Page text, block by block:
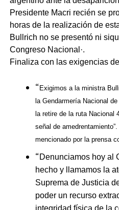
Presidente Macri recién se
horas de la realización de
Bullrich no se presentó ni
Congreso Nacional·.
Finaliza con las exigencias
“ Exigimos a la ministra
la Gendarmería Nacional
la retire de la ruta Nacional
señal de
mencionado por la prensa
“Denunciamos hoy al
hecho y llamamos la
Suprema de Justicia
poder un recurso
integridad física de la